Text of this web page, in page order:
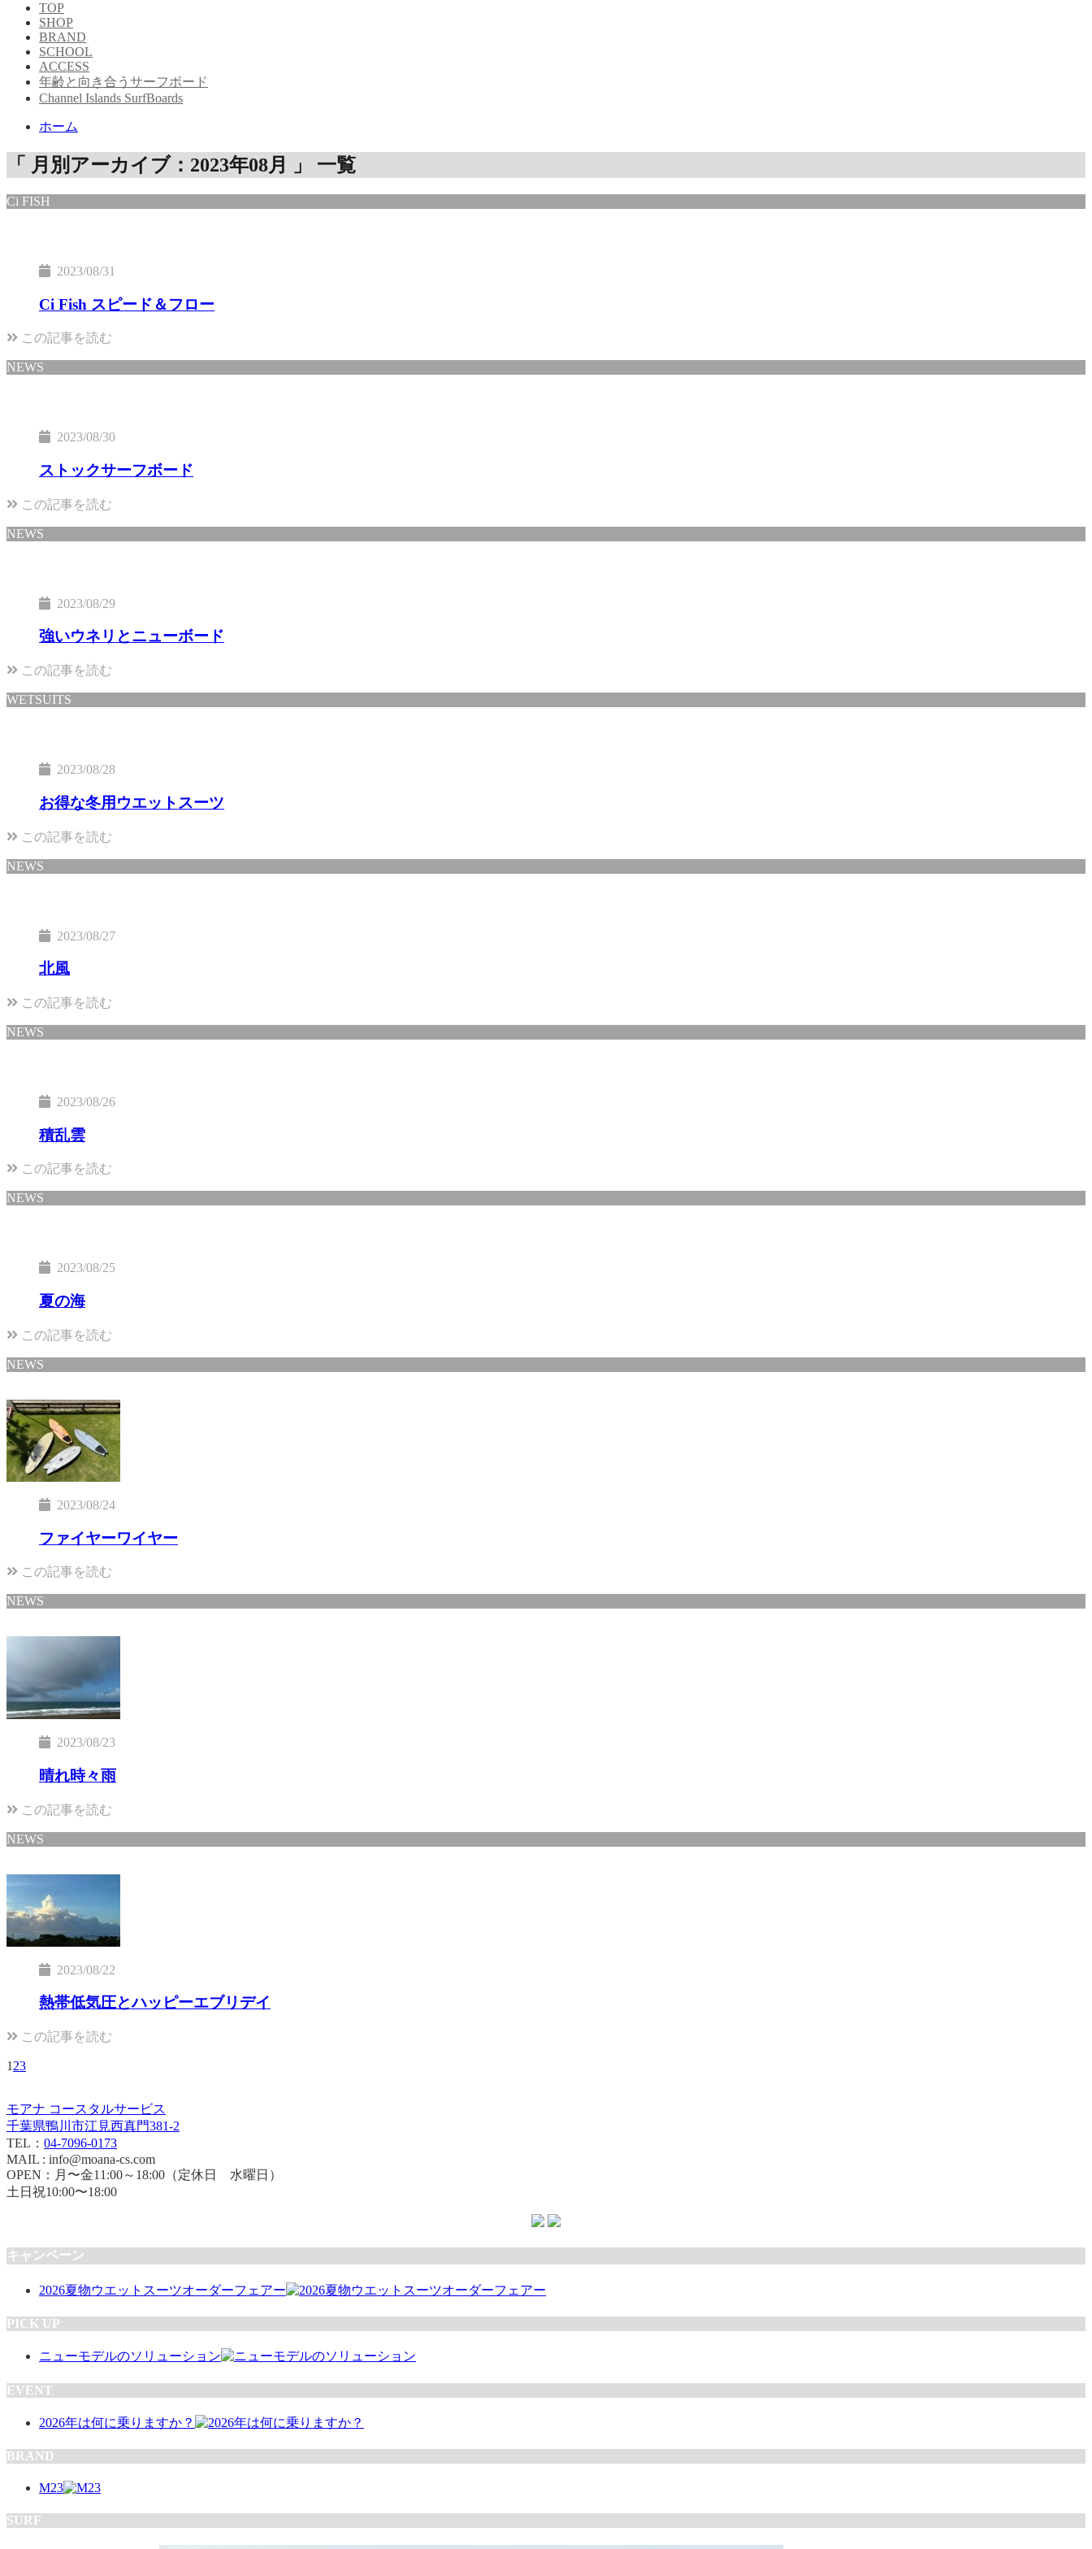
TOP
SHOP
BRAND
SCHOOL
ACCESS
年齢と向き合うサーフボード
Channel Islands SurfBoards
ホーム
「 月別アーカイブ：2023年08月 」 一覧
Ci FISH
2023/08/31
Ci Fish スピード＆フロー
この記事を読む
NEWS
2023/08/30
ストックサーフボード
この記事を読む
NEWS
2023/08/29
強いウネリとニューボード
この記事を読む
WETSUITS
2023/08/28
お得な冬用ウエットスーツ
この記事を読む
NEWS
2023/08/27
北風
この記事を読む
NEWS
2023/08/26
積乱雲
この記事を読む
NEWS
2023/08/25
夏の海
この記事を読む
NEWS
2023/08/24
ファイヤーワイヤー
この記事を読む
NEWS
2023/08/23
晴れ時々雨
この記事を読む
NEWS
2023/08/22
熱帯低気圧とハッピーエブリデイ
この記事を読む
1 23
モアナ コースタルサービス
千葉県鴨川市江見西真門381-2
TEL： 04-7096-0173
MAIL : info@moana-cs.com
OPEN：月〜金11:00～18:00（定休日 水曜日）
土日祝10:00〜18:00
キャンペーン
2026夏物ウエットスーツオーダーフェアー
PICK UP
ニューモデルのソリューション
EVENT
2026年は何に乗りますか？
BRAND
M23
SURF